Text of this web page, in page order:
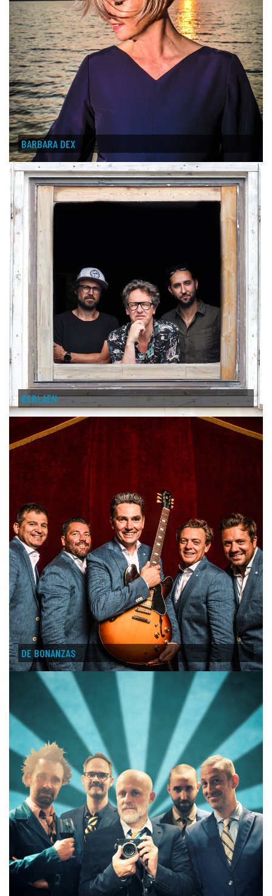
BARBARA DEX
BERLAEN
DE BONANZAS